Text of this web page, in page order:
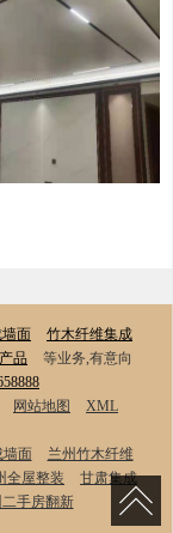
面
竹木纤维集成
品
等业务,有意向
网站地图
XML
墙面
兰州竹木纤维
全屋整装
甘肃集成
二手房翻新